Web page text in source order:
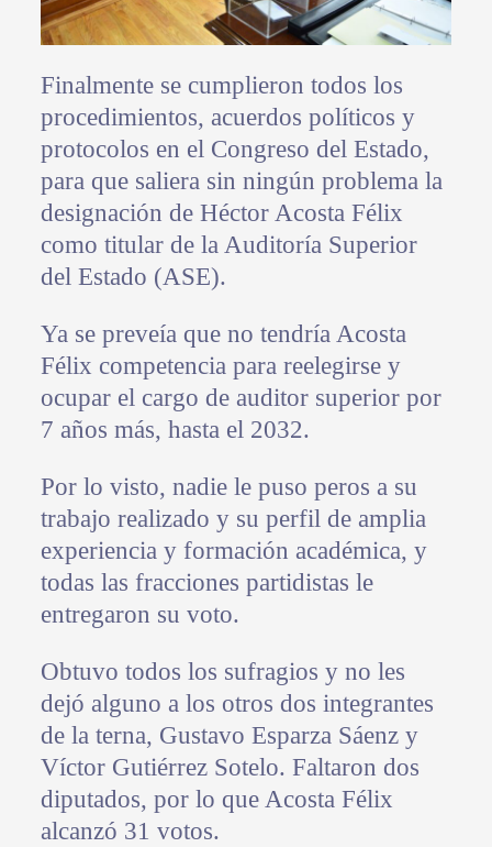
Finalmente se cumplieron todos los
procedimientos, acuerdos políticos y
protocolos en el Congreso del Estado,
para que saliera sin ningún problema la
designación de Héctor Acosta Félix
como titular de la Auditoría Superior
del Estado (ASE).
Ya se preveía que no tendría Acosta
Félix competencia para reelegirse y
ocupar el cargo de auditor superior por
7 años más, hasta el 2032.
Por lo visto, nadie le puso peros a su
trabajo realizado y su perfil de amplia
experiencia y formación académica, y
todas las fracciones partidistas le
entregaron su voto.
Obtuvo todos los sufragios y no les
dejó alguno a los otros dos integrantes
de la terna, Gustavo Esparza Sáenz y
Víctor Gutiérrez Sotelo. Faltaron dos
diputados, por lo que Acosta Félix
alcanzó 31 votos.